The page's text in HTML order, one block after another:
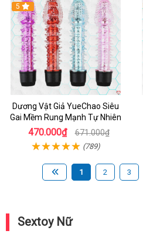
Hot
5
Dương Vật Giả YueChao Siêu
Gai Mềm Rung Mạnh Tự Nhiên
470.000₫ 671.000₫
(789)
1 2 3
Sextoy Nữ